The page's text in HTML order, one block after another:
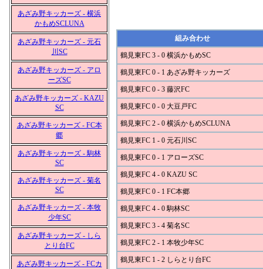
あざみ野キッカーズ - 横浜
かもめSCLUNA
あざみ野キッカーズ - 元石
川SC
あざみ野キッカーズ - アロ
ーズSC
あざみ野キッカーズ - KAZU
SC
あざみ野キッカーズ - FC本
郷
あざみ野キッカーズ - 駒林
SC
あざみ野キッカーズ - 菊名
SC
あざみ野キッカーズ - 本牧
少年SC
あざみ野キッカーズ - しら
とり台FC
あざみ野キッカーズ - FCカ
組み合わせ
鶴見東FC 3 - 0 横浜かもめSC
鶴見東FC 0 - 1 あざみ野キッカーズ
鶴見東FC 0 - 3 藤沢FC
鶴見東FC 0 - 0 大豆戸FC
鶴見東FC 2 - 0 横浜かもめSCLUNA
鶴見東FC 1 - 0 元石川SC
鶴見東FC 0 - 1 アローズSC
鶴見東FC 4 - 0 KAZU SC
鶴見東FC 0 - 1 FC本郷
鶴見東FC 4 - 0 駒林SC
鶴見東FC 3 - 4 菊名SC
鶴見東FC 2 - 1 本牧少年SC
鶴見東FC 1 - 2 しらとり台FC